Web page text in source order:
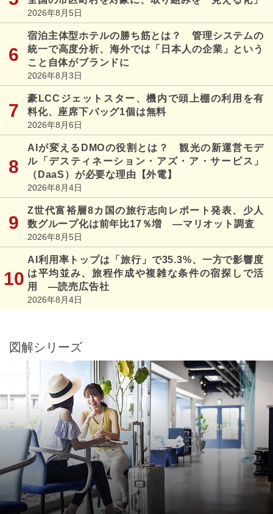
2026年8月5日
宿泊主体型ホテルの勝ち筋とは？ 管理システムの
統一で高度分析、海外では「日本人の企業」という
こと自体がブランドに
2026年8月3日
豪LCCジェットスター、機内で頭上棚の利用を有
料化、座席下バッグ1個は無料
2026年8月6日
AIが変えるDMOの役割とは？ 観光の新運営モデ
ル「デスティネーション・アズ・ア・サービス」
（DaaS）が必要な理由【外電】
2026年8月4日
Z世代富裕層8カ国の旅行志向レポート発表、少人
数グループ化は前年比17％増 ―マリオット調査
2026年8月5日
AI利用率トップは「旅行」で35.3%、一方で影響度
は平均並み、旅程作成や複雑な条件の宿探しで活
用 ―読売広告社
2026年8月4日
図解シリーズ